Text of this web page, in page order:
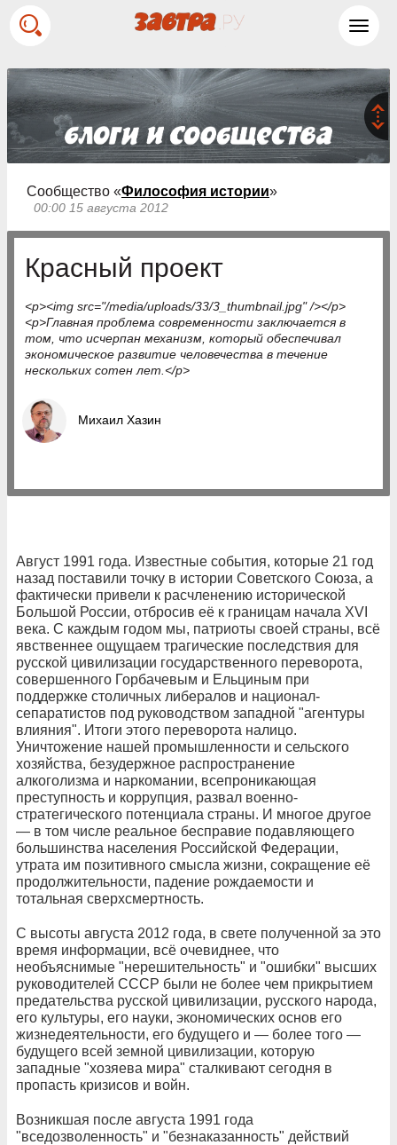
Сообщество «Философия истории»
00:00 15 августа 2012
Красный проект
<p><img src="/media/uploads/33/3_thumbnail.jpg" /></p>
<p>Главная проблема современности заключается в
том, что исчерпан механизм, который обеспечивал
экономическое развитие человечества в течение
нескольких сотен лет.</p>
Михаил Хазин
Август 1991 года. Известные события, которые 21 год
назад поставили точку в истории Советского Союза, а
фактически привели к расчленению исторической
Большой России, отбросив её к границам начала XVI
века. С каждым годом мы, патриоты своей страны, всё
явственнее ощущаем трагические последствия для
русской цивилизации государственного переворота,
совершенного Горбачевым и Ельциным при
поддержке столичных либералов и национал-
сепаратистов под руководством западной "агентуры
влияния". Итоги этого переворота налицо.
Уничтожение нашей промышленности и сельского
хозяйства, безудержное распространение
алкоголизма и наркомании, всепроникающая
преступность и коррупция, развал военно-
стратегического потенциала страны. И многое другое
— в том числе реальное бесправие подавляющего
большинства населения Российской Федерации,
утрата им позитивного смысла жизни, сокращение её
продолжительности, падение рождаемости и
тотальная сверхсмертность.
С высоты августа 2012 года, в свете полученной за это
время информации, всё очевиднее, что
необъяснимые "нерешительность" и "ошибки" высших
руководителей СССР были не более чем прикрытием
предательства русской цивилизации, русского народа,
его культуры, его науки, экономических основ его
жизнедеятельности, его будущего и — более того —
будущего всей земной цивилизации, которую
западные "хозяева мира" сталкивают сегодня в
пропасть кризисов и войн.
Возникшая после августа 1991 года
"вседозволенность" и "безнаказанность" действий